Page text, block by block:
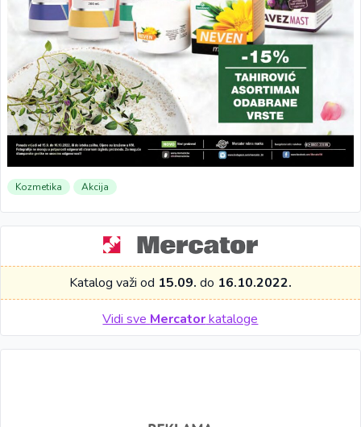
Kozmetika Akcija
Katalog važi od 15.09. do 16.10.2022.
Vidi sve Mercatorkataloge